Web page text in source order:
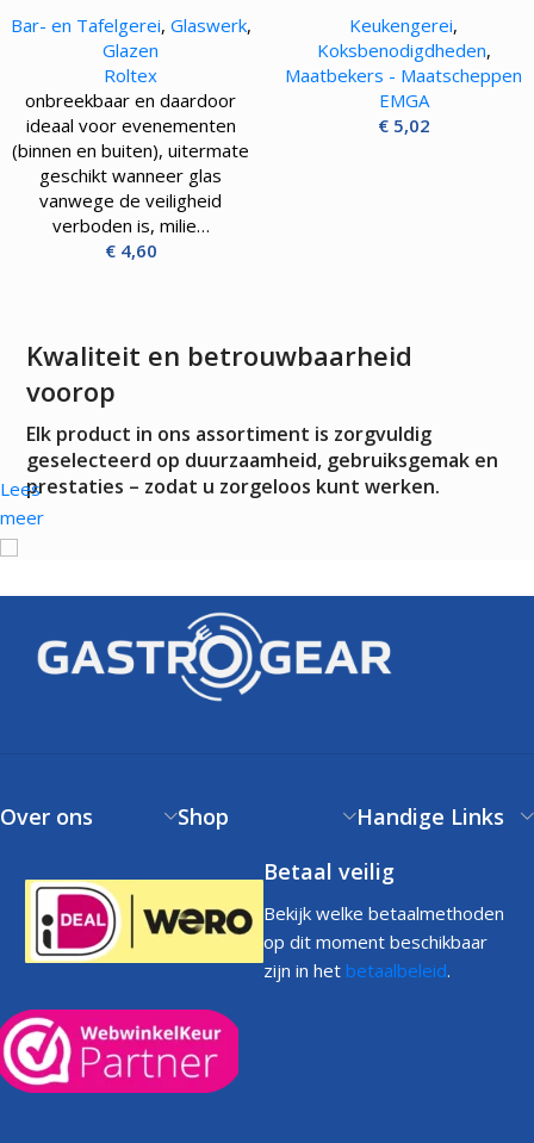
Bar- en Tafelgerei, Glaswerk,
Glazen
Roltex
onbreekbaar en daardoor
ideaal voor evenementen
(binnen en buiten), uitermate
geschikt wanneer glas
vanwege de veiligheid
verboden is, milie…
€4,60
Keukengerei,
Koksbenodigdheden,
Maatbekers - Maatscheppen
EMGA
€5,02
Kwaliteit en betrouwbaarheid
voorop
Elk product in ons assortiment is zorgvuldig
geselecteerd op duurzaamheid, gebruiksgemak en
prestaties – zodat u zorgeloos kunt werken.
Lees
meer
Over ons Shop
Handige Links
Betaal veilig
Bekijk welke betaalmethoden
op dit moment beschikbaar
zijn in het betaalbeleid.